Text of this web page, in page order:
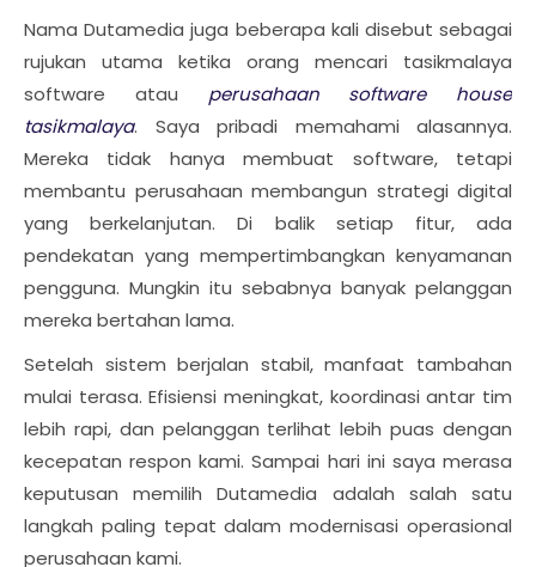
Nama Dutamedia juga beberapa kali disebut sebagai
rujukan utama ketika orang mencari tasikmalaya
software atau perusahaan software house
tasikmalaya. Saya pribadi memahami alasannya.
Mereka tidak hanya membuat software, tetapi
membantu perusahaan membangun strategi digital
yang berkelanjutan. Di balik setiap fitur, ada
pendekatan yang mempertimbangkan kenyamanan
pengguna. Mungkin itu sebabnya banyak pelanggan
mereka bertahan lama.
Setelah sistem berjalan stabil, manfaat tambahan
mulai terasa. Efisiensi meningkat, koordinasi antar tim
lebih rapi, dan pelanggan terlihat lebih puas dengan
kecepatan respon kami. Sampai hari ini saya merasa
keputusan memilih Dutamedia adalah salah satu
langkah paling tepat dalam modernisasi operasional
perusahaan kami.